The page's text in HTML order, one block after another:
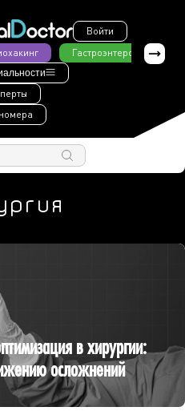
Войти
Гастроэнтерология
в хирургии:
осложнений